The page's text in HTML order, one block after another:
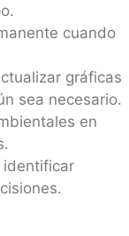
cuando
gráficas
sea necesario.
en
identificar